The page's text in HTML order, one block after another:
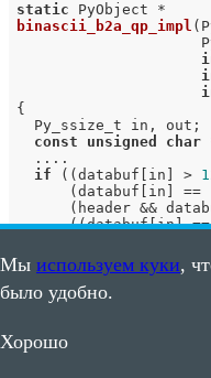
Мы используем куки,
было удобно.
Хорошо
static
binascii_b2a_qp_impl
{
  Py_ssize_t in, out;
const
unsigned char
  ....
if ((databuf[in] >
      (databuf[in] ==
(header &&
((databuf[in]
(!istext &&
      ((databuf[in] ==
      ((databuf[in] <
       (databuf[in] !=